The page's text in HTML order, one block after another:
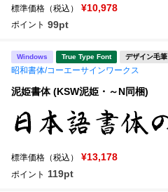
標準価格（税込） ¥10,978
ポイント 99pt
Windows True Type Font デザイン毛筆
昭和書体/コーエーサインワークス
泥姫書体 (KSW泥姫・～N同梱)
標準価格（税込） ¥13,178
ポイント 119pt